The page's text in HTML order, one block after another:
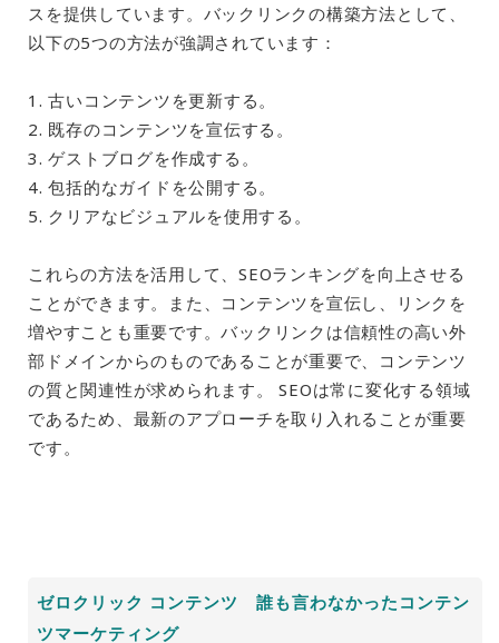
スを提供しています。バックリンクの構築方法として、
以下の5つの方法が強調されています：
1. 古いコンテンツを更新する。
2. 既存のコンテンツを宣伝する。
3. ゲストブログを作成する。
4. 包括的なガイドを公開する。
5. クリアなビジュアルを使用する。
これらの方法を活用して、SEOランキングを向上させる
ことができます。また、コンテンツを宣伝し、リンクを
増やすことも重要です。バックリンクは信頼性の高い外
部ドメインからのものであることが重要で、コンテンツ
の質と関連性が求められます。 SEOは常に変化する領域
であるため、最新のアプローチを取り入れることが重要
です。
ゼロクリック コンテンツ 誰も言わなかったコンテン
ツマーケティング